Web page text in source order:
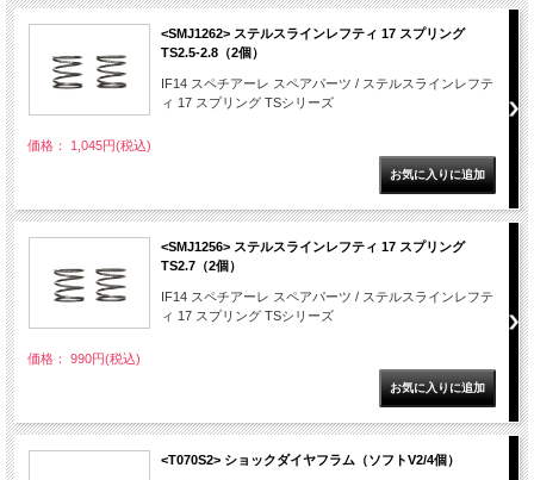
<SMJ1262> ステルスラインレフティ 17 スプリング
TS2.5-2.8（2個）
IF14 スペチアーレ スペアパーツ / ステルスラインレフテ
ィ 17 スプリング TSシリーズ
価格： 1,045円(税込)
<SMJ1256> ステルスラインレフティ 17 スプリング
TS2.7（2個）
IF14 スペチアーレ スペアパーツ / ステルスラインレフテ
ィ 17 スプリング TSシリーズ
価格： 990円(税込)
<T070S2> ショックダイヤフラム（ソフトV2/4個）